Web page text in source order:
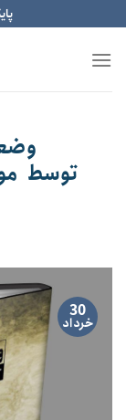
to
content
توسط
30
خرداد